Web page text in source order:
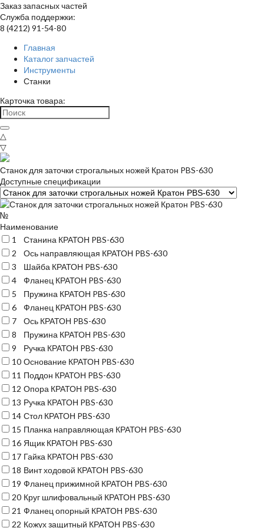
Заказ запасных частей
Служба поддержки:
8 (4212) 91-54-80
Главная
Каталог запчастей
Инструменты
Станки
Карточка товара:
△
▽
Станок для заточки строгальных ножей Кратон PBS-630
Доступные спецификации
№
Наименование
1
Станина КРАТОН PBS-630
2
Ось направляющая КРАТОН PBS-630
3
Шайба КРАТОН PBS-630
4
Фланец КРАТОН PBS-630
5
Пружина КРАТОН PBS-630
6
Фланец КРАТОН PBS-630
7
Ось КРАТОН PBS-630
8
Пружина КРАТОН PBS-630
9
Ручка КРАТОН PBS-630
10 Основание КРАТОН PBS-630
11 Поддон КРАТОН PBS-630
12 Опора КРАТОН PBS-630
13 Ручка КРАТОН PBS-630
14 Стол КРАТОН PBS-630
15 Планка направляющая КРАТОН PBS-630
16 Ящик КРАТОН PBS-630
17 Гайка КРАТОН PBS-630
18 Винт ходовой КРАТОН PBS-630
19 Фланец прижимной КРАТОН PBS-630
20 Круг шлифовальный КРАТОН PBS-630
21 Фланец опорный КРАТОН PBS-630
22 Кожух защитный КРАТОН PBS-630